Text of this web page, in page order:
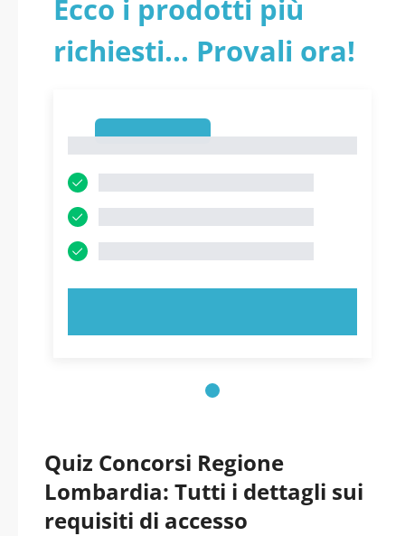
Ecco i prodotti più
richiesti... Provali ora!
Quiz Concorsi Regione
Lombardia: Tutti i dettagli sui
requisiti di accesso